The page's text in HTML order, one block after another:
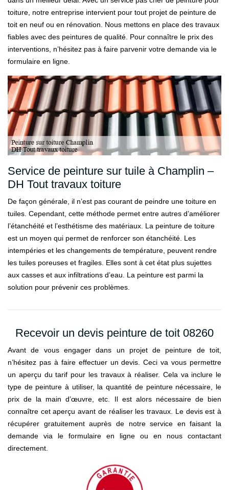
toiture, notre entreprise intervient pour tout projet de peinture de
toit en neuf ou en rénovation. Nous mettons en place des travaux
fiables avec des peintures de qualité. Pour connaître le prix des
interventions, n’hésitez pas à faire parvenir votre demande via le
formulaire en ligne.
Service de peinture sur tuile à Champlin –
DH Tout travaux toiture
De façon générale, il n’est pas courant de peindre une toiture en
tuiles. Cependant, cette méthode permet entre autres d’améliorer
l’étanchéité et l’esthétisme des matériaux. La peinture de toiture
est un moyen qui permet de renforcer son étanchéité. Les
intempéries et les changements de température, peuvent rendre
les tuiles poreuses et fragiles. Elles sont à cet état plus sujettes
aux casses et aux infiltrations d’eau. La peinture est parmi la
solution pour prévenir ces problèmes.
Recevoir un devis peinture de toit 08260
Avant de vous engager dans un projet de peinture de toit,
n’hésitez pas à faire effectuer un devis. Ceci va vous permettre
un aperçu du tarif pour les travaux à réaliser. Cela va inclure le
type de peinture à utiliser, la quantité de peinture nécessaire, le
prix de la main d’œuvre, etc. Il est alors nécessaire de bien
connaître cet aperçu avant de réaliser les travaux. Le devis est à
récupérer gratuitement auprès de notre service en faisant la
demande via le formulaire en ligne ou en nous contactant
directement.